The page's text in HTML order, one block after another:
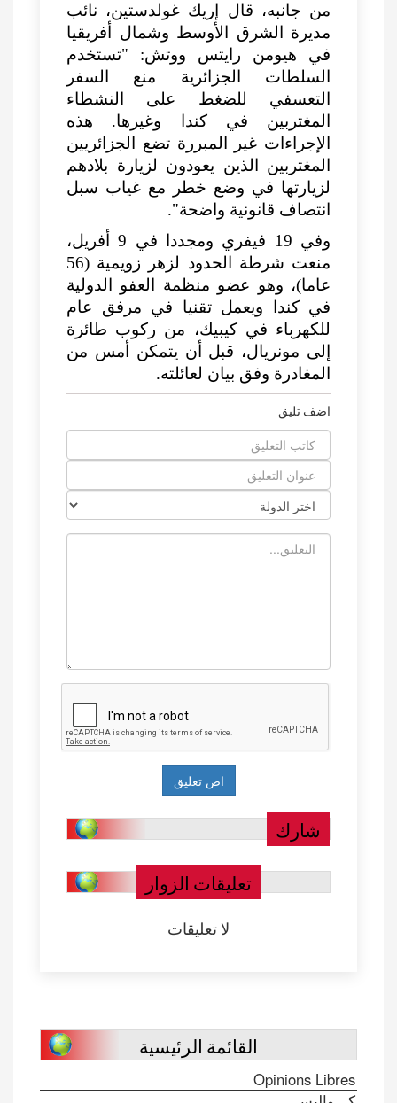
من جانبه، قال إريك غولدستين، نائب
مديرة الشرق الأوسط وشمال أفريقيا
في هيومن رايتس ووتش: "تستخدم
السلطات الجزائرية منع السفر
التعسفي للضغط على النشطاء
المغتربين في كندا وغيرها. هذه
الإجراءات غير المبررة تضع الجزائريين
المغتربين الذين يعودون لزيارة بلادهم
لزيارتها في وضع خطر مع غياب سبل
انتصاف قانونية واضحة".
وفي 19 فيفري ومجددا في 9 أفريل،
منعت شرطة الحدود لزهر زويمية (56
عاما)، وهو عضو منظمة العفو الدولية
في كندا ويعمل تقنيا في مرفق عام
للكهرباء في كيبيك، من ركوب طائرة
إلى مونريال، قبل أن يتمكن أمس من
المغادرة وفق بيان لعائلته.
اضف تليق
شارك
تعليقات الزوار
لا تعليقات
القائمة الرئيسية
Opinions Libres